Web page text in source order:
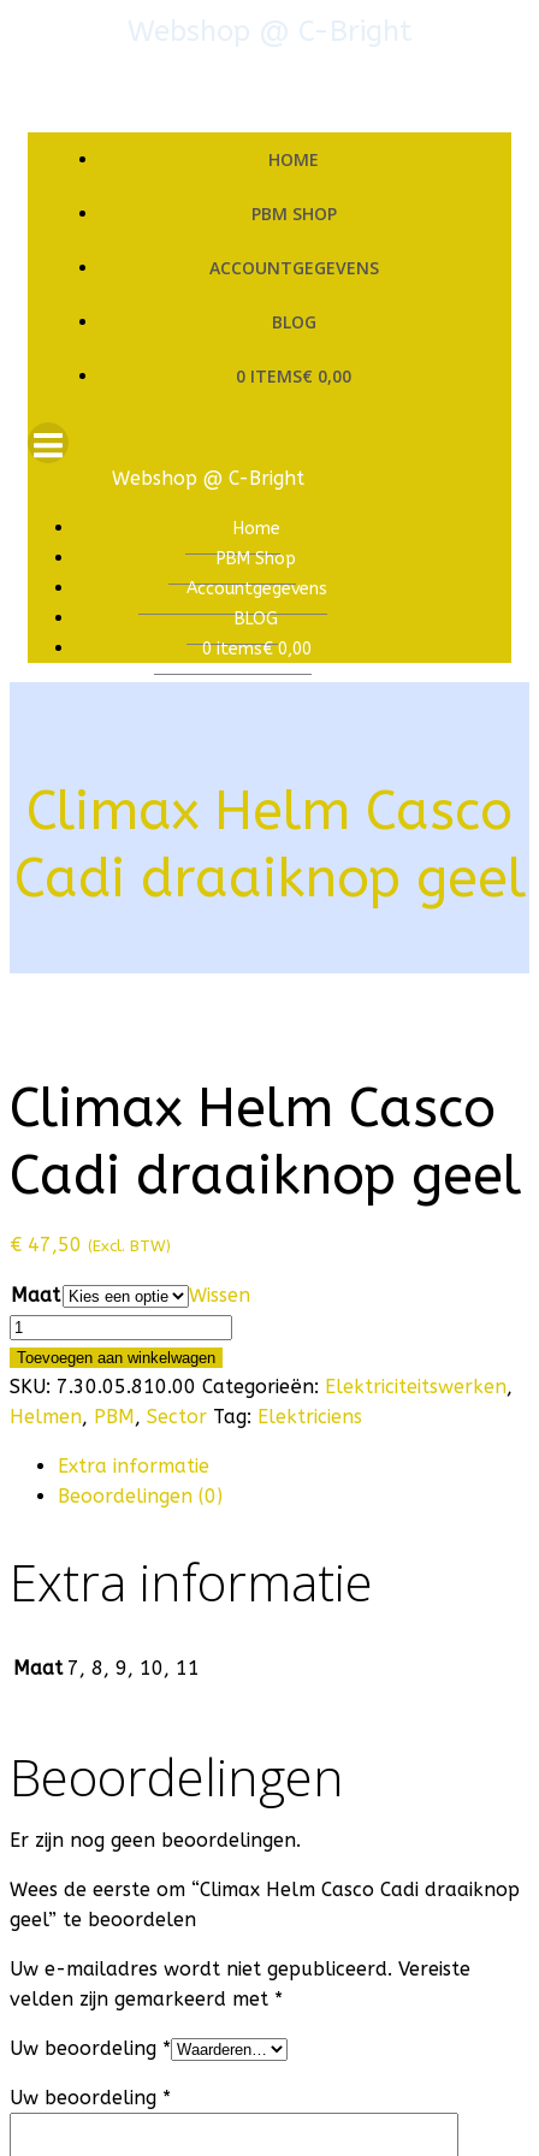
Webshop @ C-Bright
HOME
PBM SHOP
ACCOUNTGEGEVENS
BLOG
0 ITEMS€ 0,00
Webshop @ C-Bright
Home
PBM Shop
Accountgegevens
BLOG
0 items€ 0,00
Climax Helm Casco
Cadi draaiknop geel
Climax Helm Casco
Cadi draaiknop geel
€ 47,50 (Excl. BTW)
Maat
Wissen
Climax
Helm
Casco
Cadi
geel
hoeveelheid
Toevoegen aan winkelwagen
SKU: 7.30.05.810.00 Categorieën: Elektriciteitswerken,
Helmen, PBM, Sector Tag: Elektriciens
Extra informatie
Beoordelingen (0)
Extra informatie
Maat 7, 8, 9, 10, 11
Beoordelingen
Er zijn nog geen beoordelingen.
Wees de eerste om “Climax Helm Casco Cadi draaiknop
geel” te beoordelen
Uw e-mailadres wordt niet gepubliceerd. Vereiste
velden zijn gemarkeerd met *
Uw beoordeling *
Uw beoordeling *